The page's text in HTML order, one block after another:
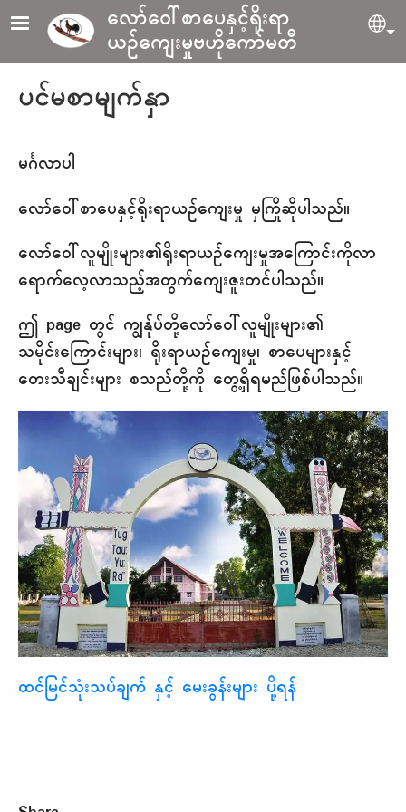
Skip to main contentလော်ဝေါ်စာပေနှင့်ရိုးရာ
ယဉ်ကျေးမှုဗဟိုကော်မတီ
ပင်မစာမျက်နှာ
မင်္ဂလာပါ
လော်ဝေါ်စာပေနှင့်ရိုးရာယဉ်ကျေးမှု မှကြိုဆိုပါသည်။
လော်ဝေါ်လူမျိုးများ၏ရိုးရာယဉ်ကျေးမှုအကြောင်းကိုလာ
ရောက်လေ့လာသည့်အတွက်ကျေးဇူးတင်ပါသည်။
ဤ page တွင် ကျွန်ုပ်တို့လော်ဝေါ်လူမျိုးများ၏
သမိုင်းကြောင်းများ၊ ရိုးရာယဉ်ကျေးမှု၊ စာပေများနှင့်
တေးသီချင်းများ စသည်တို့ကို တွေ့ရှိရမည်ဖြစ်ပါသည်။
ထင်မြင်သုံးသပ်ချက် နှင့် မေးခွန်းများ ပို့ရန်